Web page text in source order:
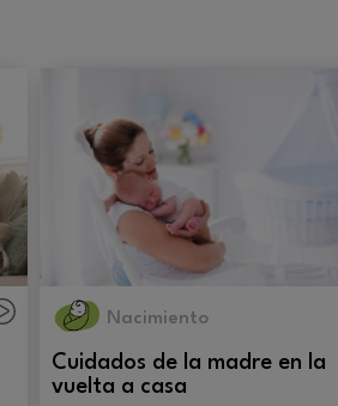
Nacimiento
Cuidados de la madre en la
vuelta a casa